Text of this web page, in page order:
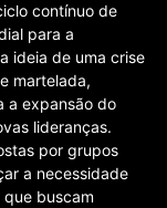
contínuo de
para a
ideia de uma crise
martelada,
a expansão do
lideranças.
por grupos
a necessidade
buscam